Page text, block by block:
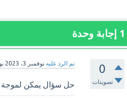
1 إجابة وحدة
0
تصويتات
تم الرد عليه نوفمبر 3، 2023
حل سؤال يمكن لموجة